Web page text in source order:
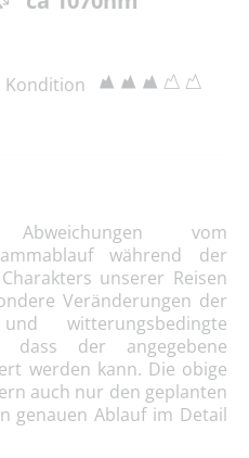
Kondition
vom
während der
unserer Reisen
Veränderungen der
witterungsbedingte
dass der angegebene
werden kann. Die obige
auch nur den geplanten
genauen Ablauf im Detail